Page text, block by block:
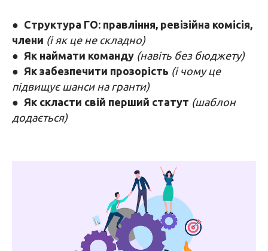
● Структура ГО: правління, ревізійна комісія,
члени (і як це не складно)
● Як наймати команду (навіть без бюджету)
● Як забезпечити прозорість (і чому це
підвищує шанси на гранти)
● Як скласти свій перший статут (шаблон
додається)